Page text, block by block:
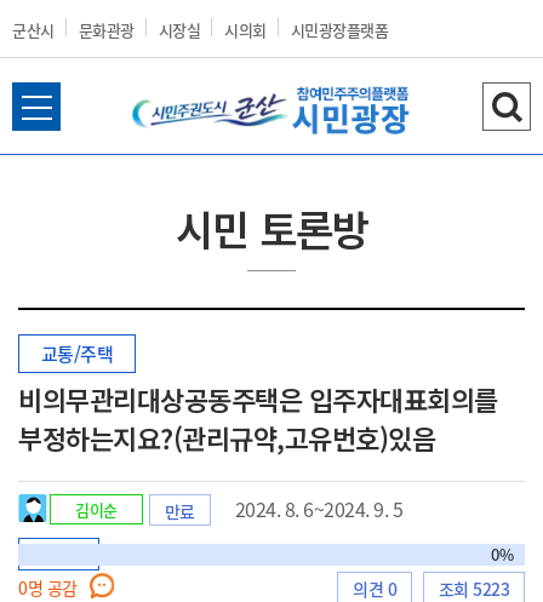
군산시 문화관광 시장실 시의회 시민광장플랫폼
군
시
홈
전
체
검
색
시민 토론방
교통/주택
비의무관리대상공동주택은 입주자대표회의를
부정하는지요?(관리규약,고유번호)있음
김이순 만료 2024. 8. 6~2024. 9. 5
0%
0명 공감 의견 0 조회 5223